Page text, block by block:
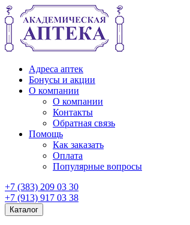
Адреса аптек
Бонусы и акции
О компании
О компании
Контакты
Обратная связь
Помощь
Как заказать
Оплата
Популярные вопросы
+7 (383) 209 03 30
+7 (913) 917 03 38
Каталог